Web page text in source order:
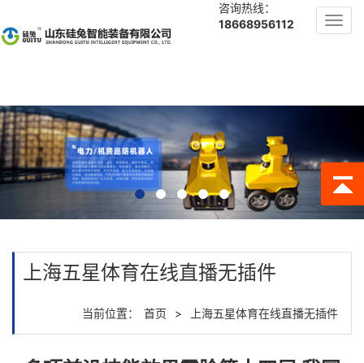
咨询热线：
18668956112
上海五星体育在线直播无插件
当前位置： 首页 > 上海五星体育在线直播无插件